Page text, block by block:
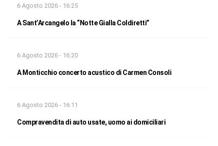
6 Agosto 2026 - 16:25
A Sant’Arcangelo la “Notte Gialla Coldiretti”
6 Agosto 2026 - 16:20
A Monticchio concerto acustico di Carmen Consoli
6 Agosto 2026 - 16:11
Compravendita di auto usate, uomo ai domiciliari